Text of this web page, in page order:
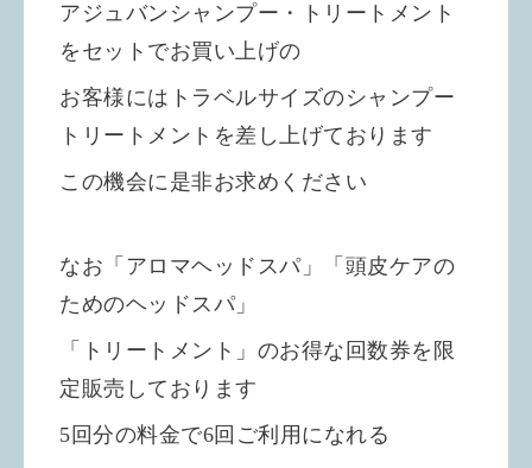
アジュバンシャンプー・トリートメント
をセットでお買い上げの
お客様にはトラベルサイズのシャンプー
トリートメントを差し上げております
この機会に是非お求めください
なお「アロマヘッドスパ」「頭皮ケアの
ためのヘッドスパ」
「トリートメント」のお得な回数券を限
定販売しております
5回分の料金で6回ご利用になれる